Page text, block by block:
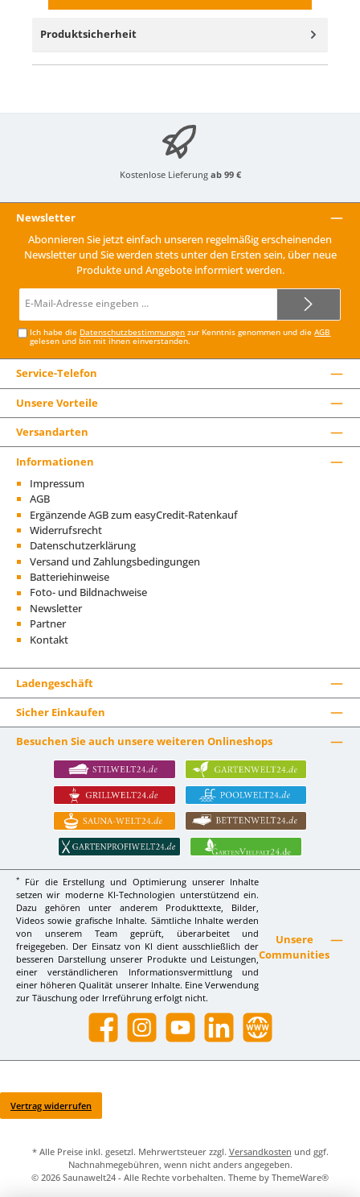
Produktsicherheit
Kostenlose Lieferung ab 99 €
Newsletter
Abonnieren Sie jetzt einfach unseren regelmäßig erscheinenden
Newsletter und Sie werden stets unter den Ersten sein, über neue
Produkte und Angebote informiert werden.
Mail-
Ich habe die Datenschutzbestimmungen zur Kenntnis genommen und dieAGB
gelesen und bin mit ihnen einverstanden.
Service-Telefon
Unsere Vorteile
Versandarten
Informationen
Impressum
AGB
Ergänzende AGB zum easyCredit-Ratenkauf
Widerrufsrecht
Datenschutzerklärung
Versand und Zahlungsbedingungen
Batteriehinweise
Foto- und Bildnachweise
Newsletter
Partner
Kontakt
Ladengeschäft
Sicher Einkaufen
Besuchen Sie auch unsere weiteren Onlineshops
*
Für die Erstellung und Optimierung unserer Inhalte
setzen wir moderne KI-Technologien unterstützend ein.
Dazu gehören unter anderem Produkttexte, Bilder,
Videos sowie grafische Inhalte. Sämtliche Inhalte werden
von unserem Team geprüft, überarbeitet und
freigegeben. Der Einsatz von KI dient ausschließlich der
besseren Darstellung unserer Produkte und Leistungen,
einer verständlicheren Informationsvermittlung und
einer höheren Qualität unserer Inhalte. Eine Verwendung
zur Täuschung oder Irreführung erfolgt nicht.
Unsere
Communities
Facebook InstagramYouTube LinkedIn Website
Vertrag widerrufen
* Alle Preise inkl. gesetzl. Mehrwertsteuer zzgl. Versandkosten und ggf.
Nachnahmegebühren, wenn nicht anders angegeben.
© 2026 Saunawelt24 - Alle Rechte vorbehalten. Theme by ThemeWare®